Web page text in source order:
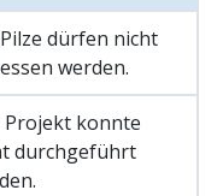
dürfen nicht
werden.
Projekt konnte
durchgeführt